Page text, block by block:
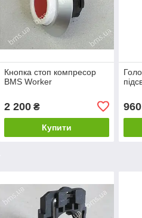
Кнопка стоп компресор
BMS Worker
2 200₴
Купити
960